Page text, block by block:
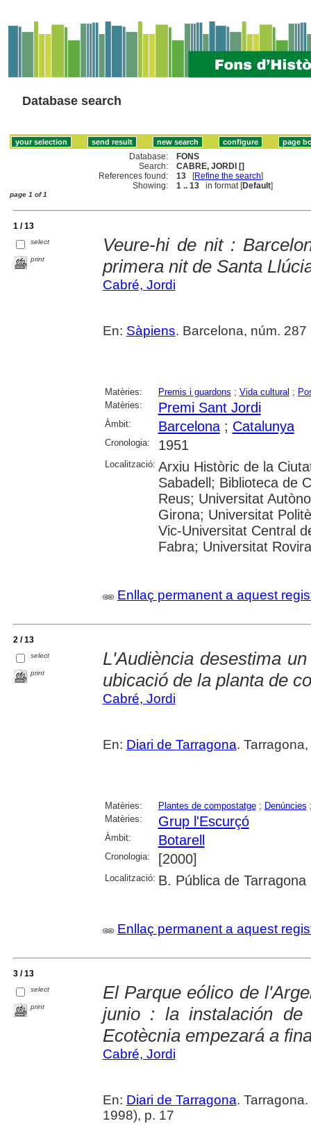
Database search
Database:
FONS
Search:
CABRE, JORDI []
References found:
13 [Refine the search]
Showing:
1 .. 13 in format [Default]
page 1 of 1
1 / 13
select
print
Veure-hi de nit :
primera nit de Santa
Cabré, Jordi
En: Sàpiens. Barcelona, núm.
Matèries: Premis i guardons ; Vida cultural ;
Matèries:
Premi Sant Jordi
Àmbit: Barcelona; Catalunya
Cronologia: 1951
Localització: Arxiu Històric de la
Sabadell; Biblioteca de
Reus; Universitat
Girona; Universitat
Vic-Universitat Central
Fabra; Universitat
Enllaç permanent a aquest
2 / 13
select
print
L'Audiència desestima
ubicació de la planta de
Cabré, Jordi
En: Diari de Tarragona.
Matèries: Plantes de compostatge; Denúncies
Matèries:
Grup l'Escurçó
Àmbit: Botarell
Cronologia: [2000]
Localització: B. Pública de Tarragona
Enllaç permanent a aquest
3 / 13
select
print
El Parque eólico de
junio : la instalación de
Ecotècnia empezará a
Cabré, Jordi
En: Diari de Tarragona.
1998), p. 17